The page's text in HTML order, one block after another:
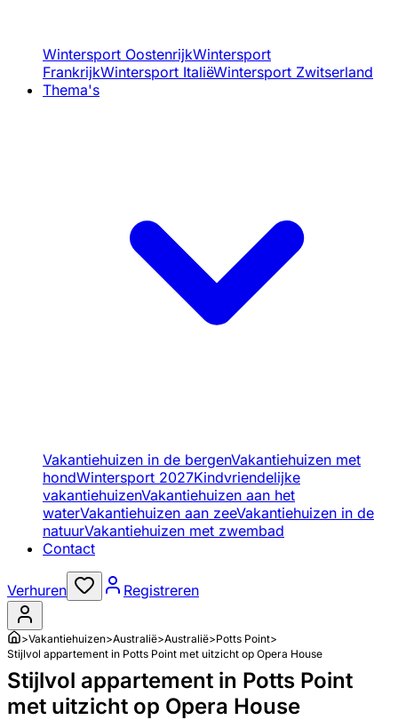
Wintersport OostenrijkWintersport
FrankrijkWintersport ItaliëWintersport Zwitserland
Thema's
Vakantiehuizen in de bergenVakantiehuizen met
hondWintersport 2027Kindvriendelijke
vakantiehuizenVakantiehuizen aan het
waterVakantiehuizen aan zeeVakantiehuizen in de
natuurVakantiehuizen met zwembad
Contact
Verhuren Registreren
>Vakantiehuizen>Australië>Australië>Potts Point>
Stijlvol appartement in Potts Point met uitzicht op Opera House
Stijlvol appartement in Potts Point
met uitzicht op Opera House